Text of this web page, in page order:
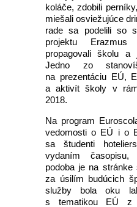
koláče, zdobili
miešali osviežujúce
rade sa podelili so
projektu
propagovali školu a
Jedno zo
na prezentáciu EÚ,
a aktivít školy v
2018.
Na program
vedomosti o EÚ i o
sa študenti
vydaním časopisu,
podoba je na stránke
za úsilím budúcich
služby bola oku
s tematikou EÚ z